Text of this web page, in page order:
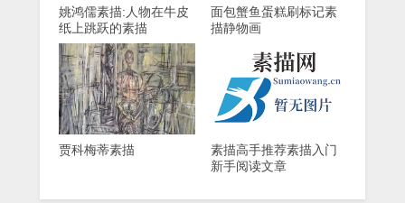
姚鸿儒素描:人物在牛皮
纸上跳跃的素描
面包蟹鱼蛋糕刷标记素
描静物画
贾科梅蒂素描
素描高手推荐素描入门
新手阅读文章